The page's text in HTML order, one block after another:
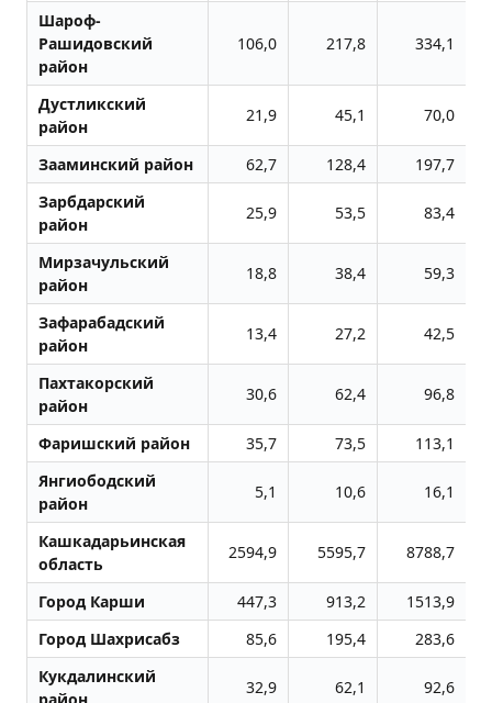
Шароф-
Рашидовский
район
106,0 217,8 334,1
Дустликский
район
21,9 45,1 70,0
Зааминский район 62,7 128,4
197,7
Зарбдарский
район
25,9 53,5 83,4
Мирзачульский
район
18,8 38,4 59,3
Зафарабадский
район
13,4 27,2 42,5
Пахтакорский
район
30,6 62,4 96,8
Фаришский район 35,7 73,5
113,1
Янгиободский
район
5,1 10,6 16,1
Кашкадарьинская
область
2594,9 5595,7 8788,7
Город Карши 447,3 913,2
1513,9
Город Шахрисабз
85,6 195,4
283,6
Кукдалинский
32,9 62,1 92,6